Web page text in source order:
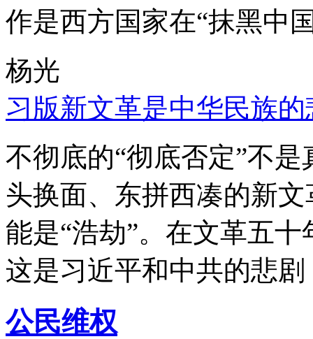
作是西方国家在“抹黑中
杨光
习版新文革是中华民族的
不彻底的“彻底否定”不
头换面、东拼西凑的新
能是“浩劫”。在文革五
这是习近平和中共的悲
公民维权